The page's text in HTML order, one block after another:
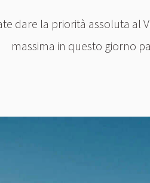
dare la priorità assoluta al
massima in questo giorno